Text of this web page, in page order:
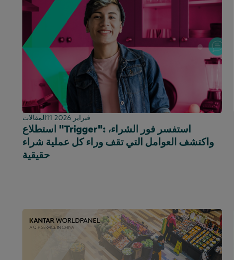
جنوب أفريقيا
سريلانكا
تايوان
تايلاند
أوغندا
المملكة المتحدة وأيرلندا
المملكة المتحدة
الولايات المتحدة
المقالات 11 فبراير 2026
استطلاع "Trigger": استفسر فور الشراء،
واكتشف العوامل التي تقف وراء كل عملية شراء
حقيقية